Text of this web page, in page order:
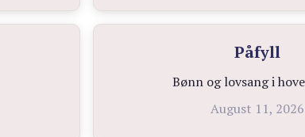
Påfyll
Bønn og lovsang i
August 11, 2026